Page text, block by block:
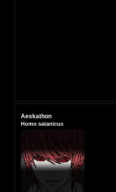
Aeskathon
Homo satanicus